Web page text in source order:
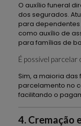
O auxílio funeral
dos segurados.
para
como auxílio de
para famílias de
É possível
Sim, a maioria
parcelamento no
facilitando o
4. Cremação